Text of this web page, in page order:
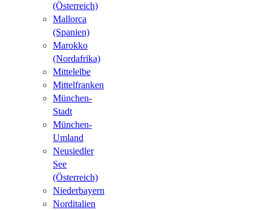
(Österreich)
Mallorca
(Spanien)
Marokko
(Nordafrika)
Mittelelbe
Mittelfranken
München-
Stadt
München-
Umland
Neusiedler
See
(Österreich)
Niederbayern
Norditalien